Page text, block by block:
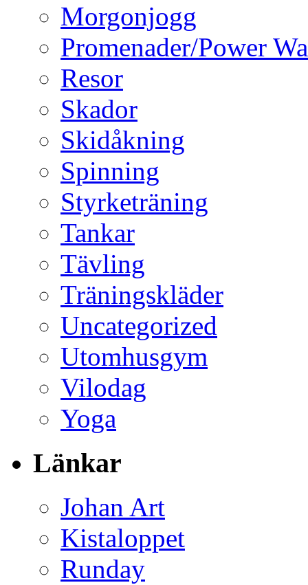
Morgonjogg
Promenader/Power
Resor
Skador
Skidåkning
Spinning
Styrketräning
Tankar
Tävling
Träningskläder
Uncategorized
Utomhusgym
Vilodag
Yoga
Länkar
Johan Art
Kistaloppet
Runday